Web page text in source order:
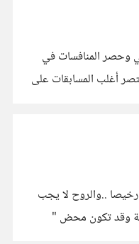
تعكس واقعاً مليئاً بالتحديات البنيوية والفكرية كما يلي: 1. أزمة البحث العلمي وحصر المنافسات في
أغلب المسابقات على
رخيصا ..والروح لا يجب
وقد تكون محض "